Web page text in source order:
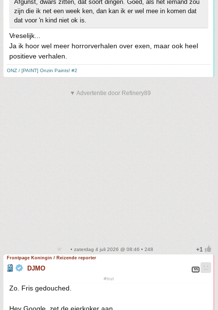
Afgunst, dwars zitten, dat soort dingen. Goed, als het iemand zou
zijn die ik net een week ken, dan kan ik er wel mee in komen dat
dat voor 'n kind niet ok is.
Vreselijk...
Ja ik hoor wel meer horrorverhalen over exen, maar ook heel
positieve verhalen.
ONZ / [PAINT] Onzin Paints! #2
▼ Advertentie door Refinery89
• zaterdag 4 juli 2026 @ 08:46 • 248
Frontpage Koningin / Reizende reporter
DJMO
#trut
Zo. Fris gedouched.